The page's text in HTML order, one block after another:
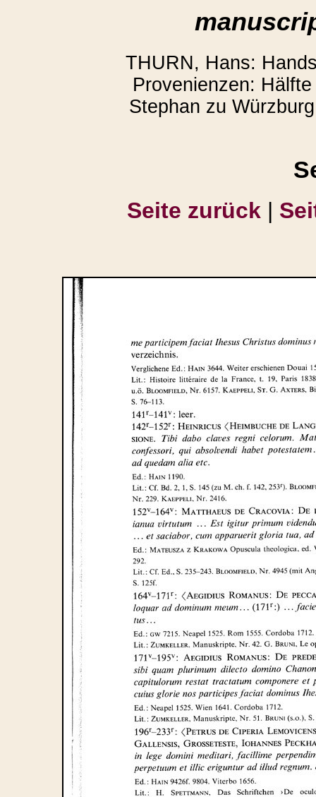
THURN, Hans:
Provenienzen:
Stephan zu
Seite zurück |